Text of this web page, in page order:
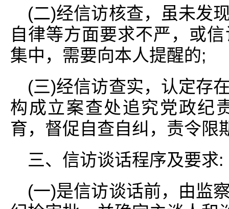
(二)经信访核查，虽未发
自律等方面要求不严，或
集中，需要向本人提醒的;
(三)经信访查实，认定存
构成立案查处追究党政纪
育，督促自查自纠，责令限
三、信访谈话程序及要求:
(一)是信访谈话前，由监